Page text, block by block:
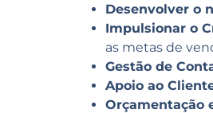
Desenvolver o
Impulsionar o
as metas de
Gestão de
Apoio ao
Orçamentação